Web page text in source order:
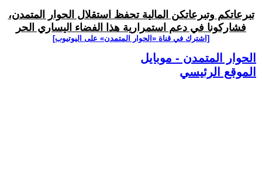
تبرعاتكم وتبرعاتكن المالية تحفظ استقلال الحوار المتمدن،
فشاركونا في دعم استمرارية هذا الفضاء اليساري الحر
[اشترك في قناة ‫«الحوار المتمدن» على اليوتيوب]
الحوار المتمدن - موبايل
الموقع الرئيسي